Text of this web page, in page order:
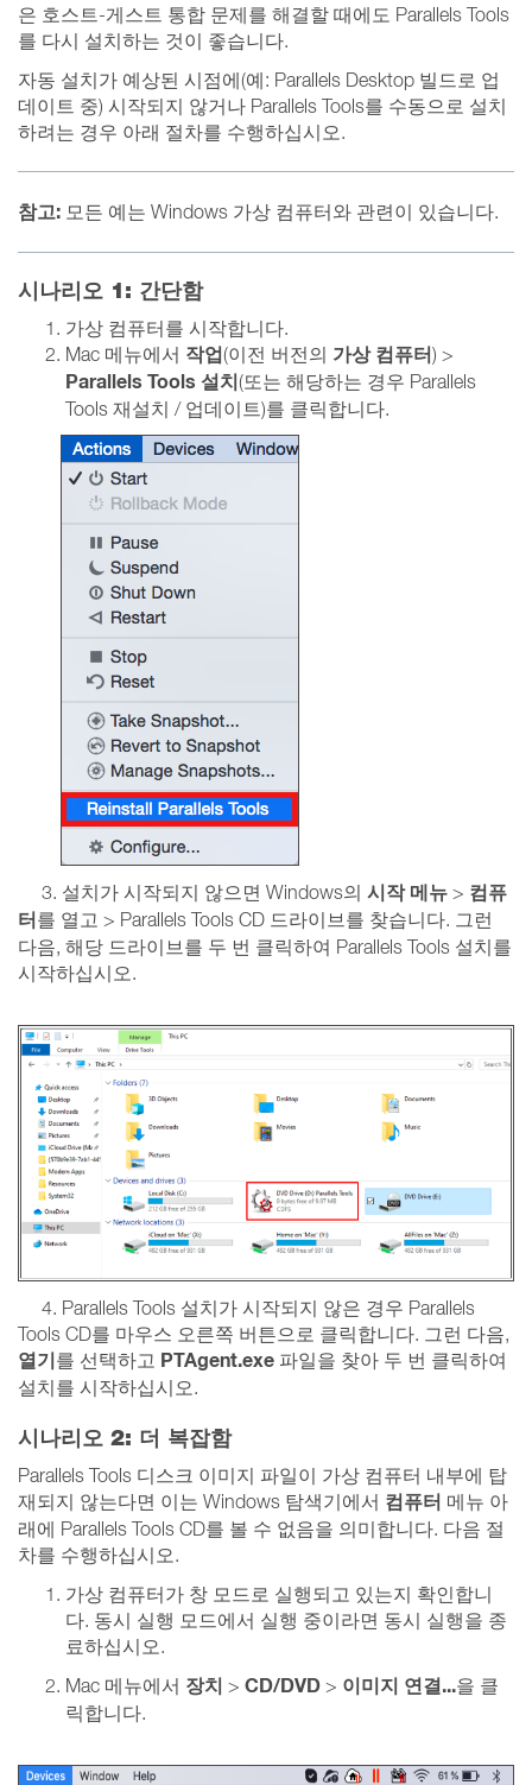
은 호스트-게스트 통합 문제를 해결할 때에도 Parallels Tools
를 다시 설치하는 것이 좋습니다.
자동 설치가 예상된 시점에(예: Parallels Desktop 빌드로 업
데이트 중) 시작되지 않거나 Parallels Tools를 수동으로 설치
하려는 경우 아래 절차를 수행하십시오.
참고: 모든 예는 Windows 가상 컴퓨터와 관련이 있습니다.
시나리오 1: 간단함
가상 컴퓨터를 시작합니다.
Mac 메뉴에서 작업(이전 버전의 가상 컴퓨터) >
Parallels Tools 설치(또는 해당하는 경우 Parallels
Tools 재설치 / 업데이트)를 클릭합니다.
3. 설치가 시작되지 않으면 Windows의 시작 메뉴 > 컴퓨
터를 열고 > Parallels Tools CD 드라이브를 찾습니다. 그런
다음, 해당 드라이브를 두 번 클릭하여 Parallels Tools 설치를
시작하십시오.
4. Parallels Tools 설치가 시작되지 않은 경우 Parallels
Tools CD를 마우스 오른쪽 버튼으로 클릭합니다. 그런 다음,
열기를 선택하고 PTAgent.exe 파일을 찾아 두 번 클릭하여
설치를 시작하십시오.
시나리오 2: 더 복잡함
Parallels Tools 디스크 이미지 파일이 가상 컴퓨터 내부에 탑
재되지 않는다면 이는 Windows 탐색기에서 컴퓨터 메뉴 아
래에 Parallels Tools CD를 볼 수 없음을 의미합니다. 다음 절
차를 수행하십시오.
가상 컴퓨터가 창 모드로 실행되고 있는지 확인합니
다. 동시 실행 모드에서 실행 중이라면 동시 실행을 종
료하십시오.
Mac 메뉴에서 장치 > CD/DVD > 이미지 연결...을 클
릭합니다.